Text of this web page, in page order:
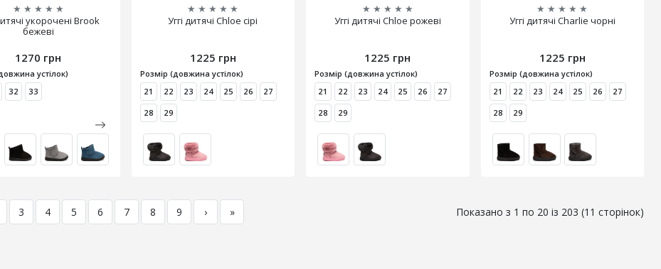
★ ★ ★ ★ ★
укорочені Brook
бежеві
1270 грн
устілок)
32 33
★ ★ ★ ★ ★
Уггі дитячі Chloe сірі
1225 грн
Розмір (довжина устілок)
21
22 23 24 25 26
27
28
29
★ ★ ★ ★ ★
Уггі дитячі Chloe рожеві
1225 грн
Розмір (довжина устілок)
21
22 23 24 25 26
27
28
29
★ ★ ★ ★ ★
Уггі дитячі Charlie чорні
1225 грн
Розмір (довжина устілок)
21
22 23 24 25 26
27
28
29
3 4 5 6 7 8 9 › » Показано з 1 по 20 із 203 (11 сторінок)